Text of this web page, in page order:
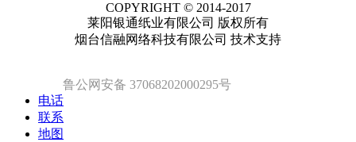
COPYRIGHT © 2014-2017
莱阳银通纸业有限公司 版权所有
烟台信融网络科技有限公司 技术支持
鲁公网安备 37068202000295号
电话
联系
地图